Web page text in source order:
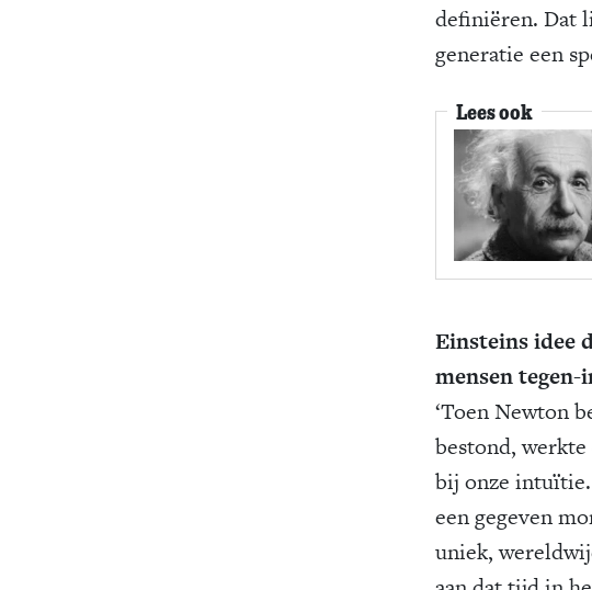
definiëren. Dat
generatie een
Lees ook
Einsteins idee
mensen
‘Toen Newton
bestond,
bij onze
een gegeven
uniek,